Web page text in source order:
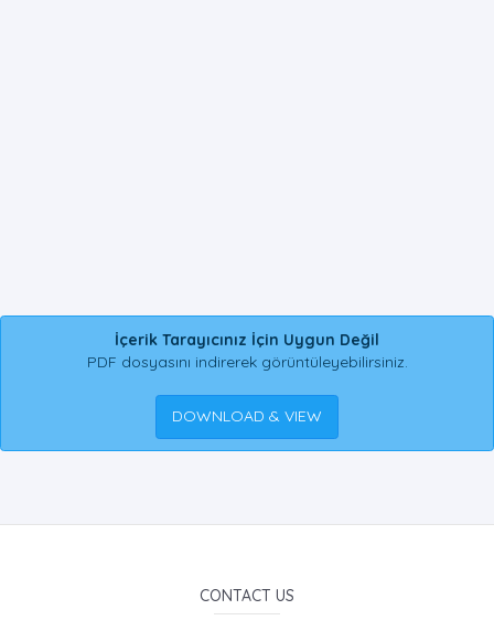
İçerik Tarayıcınız İçin Uygun Değil
PDF dosyasını indirerek görüntüleyebilirsiniz.
DOWNLOAD & VIEW
CONTACT US